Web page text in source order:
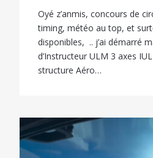
Oyé z’anmis, concours de
timing, météo au top, et
disponibles, .. j’ai démarré
d’Instructeur ULM 3 axes
structure Aéro…